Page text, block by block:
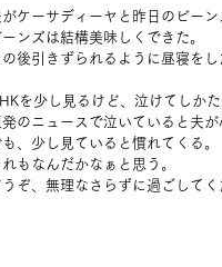
がケーサディーヤと昨日のビーン
ーンズは結構美味しくできた。
の後引きずられるように昼寝をし
を少し見るけど、泣けてしかた
発のニュースで泣いていると夫が
も、少し見ていると慣れてくる。
れもなんだかなぁと思う。
うぞ、無理なさらずに過ごしてく